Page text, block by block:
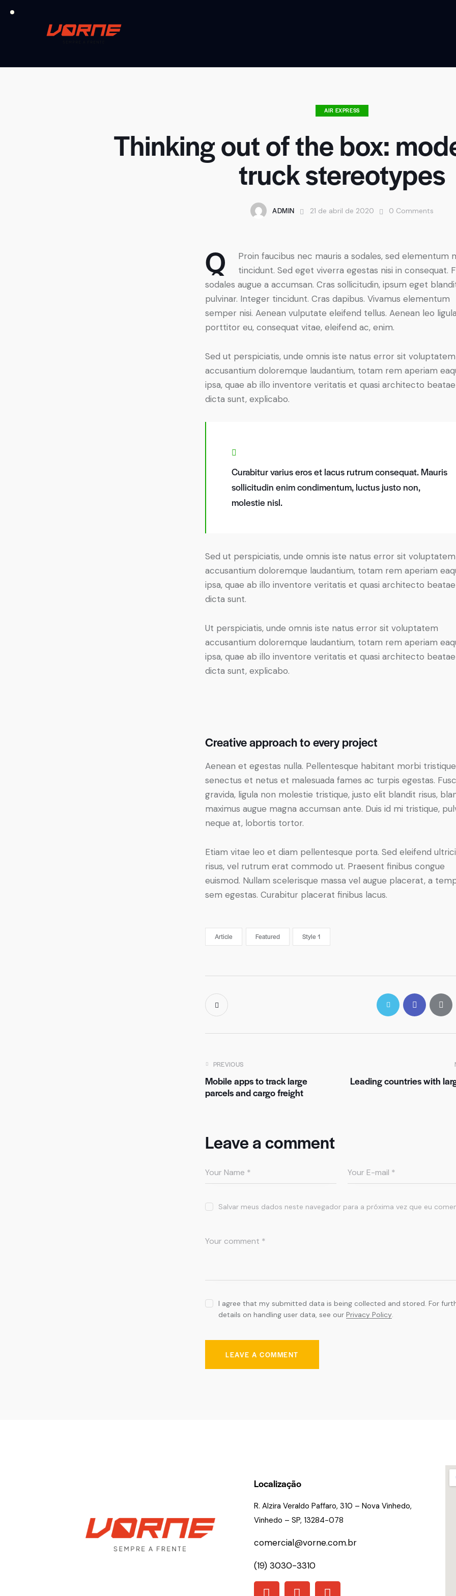
AIR EXPRESS
Thinking out of the box:
truck stereotypes
ADMIN 21 de abril de 2020 0 Comments
Q
Proin faucibus nec mauris a sodales, sed elementum
tincidunt. Sed eget viverra egestas nisi in consequat.
sodales augue a accumsan. Cras sollicitudin, ipsum eget
pulvinar. Integer tincidunt. Cras dapibus. Vivamus elementum
semper nisi. Aenean vulputate eleifend tellus. Aenean leo
porttitor eu, consequat vitae, eleifend ac, enim.
Sed ut perspiciatis, unde omnis iste natus error sit voluptatem
accusantium doloremque laudantium, totam rem aperiam
ipsa, quae ab illo inventore veritatis et quasi architecto
dicta sunt, explicabo.
Curabitur varius eros et lacus rutrum consequat. Mauris
sollicitudin enim condimentum, luctus justo non,
molestie nisl.
Sed ut perspiciatis, unde omnis iste natus error sit voluptatem
accusantium doloremque laudantium, totam rem aperiam
ipsa, quae ab illo inventore veritatis et quasi architecto
dicta sunt.
Ut perspiciatis, unde omnis iste natus error sit voluptatem
accusantium doloremque laudantium, totam rem aperiam
ipsa, quae ab illo inventore veritatis et quasi architecto
dicta sunt, explicabo.
Creative approach to every project
Aenean et egestas nulla. Pellentesque habitant morbi tristique
senectus et netus et malesuada fames ac turpis egestas.
gravida, ligula non molestie tristique, justo elit blandit risus,
maximus augue magna accumsan ante. Duis id mi tristique,
neque at, lobortis tortor.
Etiam vitae leo et diam pellentesque porta. Sed eleifend
risus, vel rutrum erat commodo ut. Praesent finibus congue
euismod. Nullam scelerisque massa vel augue placerat, a
sem egestas. Curabitur placerat finibus lacus.
Article Featured Style 1
PREVIOUS
Mobile apps to track large
parcels and cargo freight
Leading countries with
Leave a comment
Salvar meus dados neste navegador para a próxima vez que eu
I agree that my submitted data is being collected and stored. For
details on handling user data, see our Privacy Policy.
Localização
R. Alzira Veraldo Paffaro, 310 – Nova Vinhedo,
Vinhedo – SP, 13284-078
comercial@vorne.com.br
(19) 3030-3310